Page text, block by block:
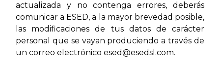
actualizada y no contenga errores, deberás
comunicar a ESED, a la mayor brevedad posible,
las modificaciones de tus datos de carácter
personal que se vayan produciendo a través de
un correo electrónico esed@esedsl.com.